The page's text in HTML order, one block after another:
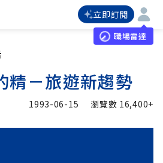
立即訂閱
職場雷達
精－旅遊新趨勢
1993-06-15 瀏覽數 16,400+